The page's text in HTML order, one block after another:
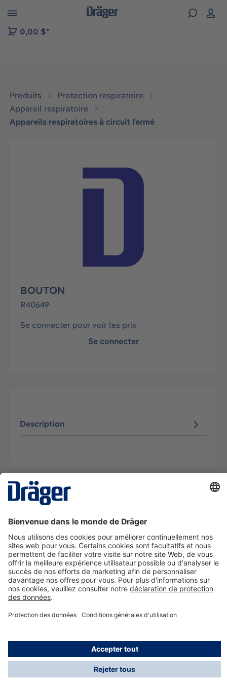
to B2B platform navigation
0,00 $*
Produits
Protection respiratoire
Appareil respiratoire
Appareils respiratoires à circuit fermé
Ignorer la galerie d'images
BOUTON
R40649
Se connecter pour voir les prix
Se connecter
Description
La technologie
Nous contacter
A propos de Dräger
Informations
*Les taxes et les frais d'expédition ne sont pas inclus
dans les prix indiqués, sauf mention contraire. Des frais